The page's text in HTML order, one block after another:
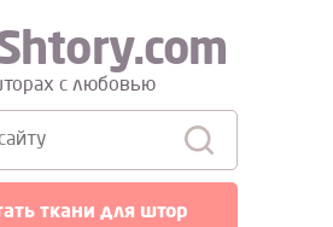
с любовью
ткани для штор